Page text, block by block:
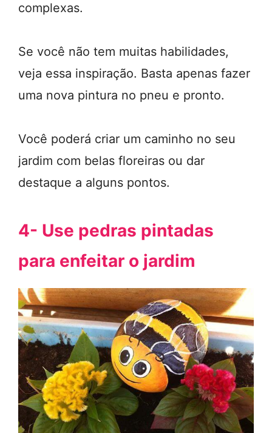
complexas.
Se você não tem muitas habilidades,
veja essa inspiração. Basta apenas fazer
uma nova pintura no pneu e pronto.
Você poderá criar um caminho no seu
jardim com belas floreiras ou dar
destaque a alguns pontos.
4- Use pedras pintadas
para enfeitar o jardim